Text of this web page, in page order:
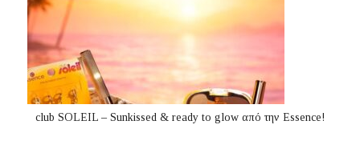
club SOLEIL – Sunkissed & ready to glow από την Essence!